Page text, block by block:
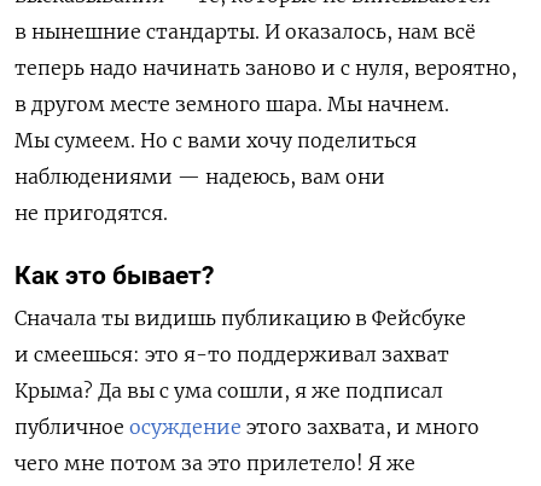
в нынешние стандарты. И оказалось, нам всё
теперь надо начинать заново и с нуля, вероятно,
в другом месте земного шара. Мы начнем.
Мы сумеем. Но с вами хочу поделиться
наблюдениями — надеюсь, вам они
не пригодятся.
Как это бывает?
Сначала ты видишь публикацию в Фейсбуке
и смеешься: это я-то поддерживал захват
Крыма? Да вы с ума сошли, я же подписал
публичное осуждение этого захвата, и много
чего мне потом за это прилетело! Я же